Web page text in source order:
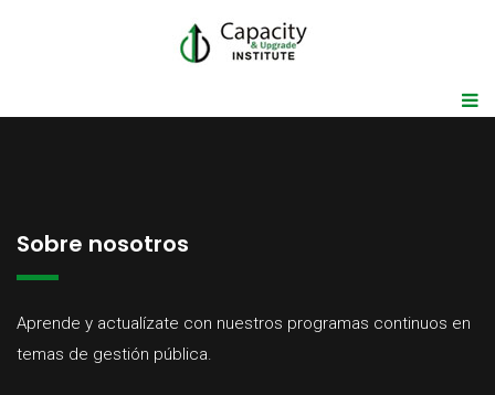
Sobre nosotros
Aprende y actualízate con nuestros programas continuos en
temas de gestión pública.